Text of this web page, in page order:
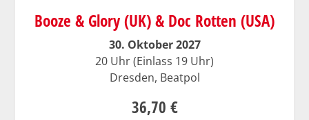
Booze & Glory (UK) & Doc Rotten (USA)
30. Oktober 2027
20 Uhr (Einlass 19 Uhr)
Dresden, Beatpol
36,70 €